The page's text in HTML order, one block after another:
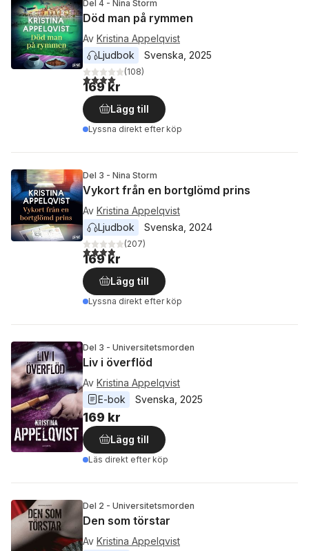
Del 4 - Nina Storm
Död man på rymmen
Av Kristina Appelqvist
Ljudbok
Svenska 2025
4,0utav 5 stjärnor. Totalt antal röster:
(108)
169 kr
Lägg till
Lyssna direkt efter köp
Del 3 - Nina Storm
Vykort från en bortglömd prins
Av Kristina Appelqvist
Ljudbok
Svenska 2024
3,9utav 5 stjärnor. Totalt antal röster:
(207)
169 kr
Lägg till
Lyssna direkt efter köp
Del 3 - Universitetsmorden
Liv i överflöd
Av Kristina Appelqvist
E-bok
Svenska 2025
169 kr
Lägg till
Läs direkt efter köp
Del 2 - Universitetsmorden
Den som törstar
Av Kristina Appelqvist